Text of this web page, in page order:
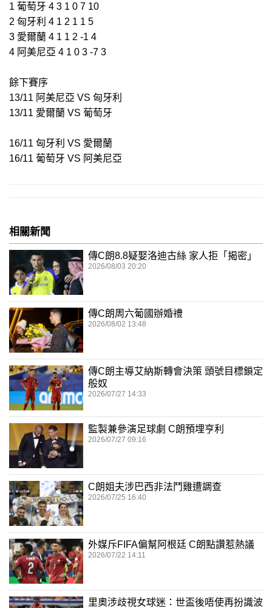
1 葡萄牙 4 3 1 0 7 10
2 匈牙利 4 1 2 1 1 5
3 愛爾蘭 4 1 1 2 -1 4
4 阿美尼亞 4 1 0 3 -7 3
餘下賽序
13/11 阿美尼亞 VS 匈牙利
13/11 愛爾蘭 VS 葡萄牙
16/11 匈牙利 VS 愛爾蘭
16/11 葡萄牙 VS 阿美尼亞
相關新聞
傳C朗8.8疑娶洛迪古絲 家人拒「揭密」
2026/08/03 20:20
傳C朗周六葡國辦婚禮
2026/08/02 13:48
傳C朗主導艾納斯轉會決策 頭號目標鎖定
般奴
2026/07/27 14:33
監製兼參演足球劇 C朗預埋亨利
2026/07/27 09:16
C朗姐夫涉巴西非法鬥雞遭調查
2026/07/25 16:40
外媒斥FIFA偏幫阿根廷 C朗點讚惹熱議
2026/07/22 14:11
里奧涉歧視女球迷：世盃後唔使再扮識波